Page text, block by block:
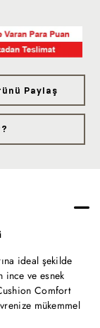
Paylaş
ideal şekilde
ince ve esnek
Comfort
mükemmel